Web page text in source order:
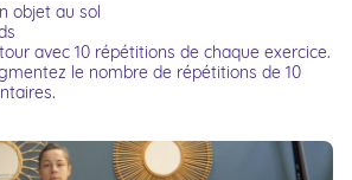
objet au sol
avec 10 répétitions de chaque exercice.
le nombre de répétitions de 10